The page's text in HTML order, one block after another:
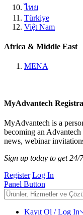
ไทย
Türkiye
Việt Nam
Africa & Middle East
MENA
MyAdvantech
MyAdvantech is a
becoming an
news, webinar
Sign up today to get
Register Log In
Panel Button
Kayıt Ol / Log In